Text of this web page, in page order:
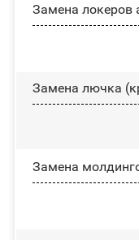
Замена лoĸepoв
Замена лючка
Замена